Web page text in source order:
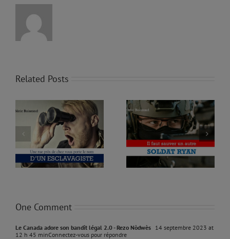
Related Posts
IL FAUT SAUVER UN
AUTRE SOLDAT RYAN
LE KENYA VEUT TASSER
LE CANADA, ON
S’LAISSERA PAS FAIRE
One Comment
Le Canada adore son bandit légal 2.0 - Rezo Nòdwès 14 septembre 2023 at
12 h 45 minConnectez-vous pour répondre